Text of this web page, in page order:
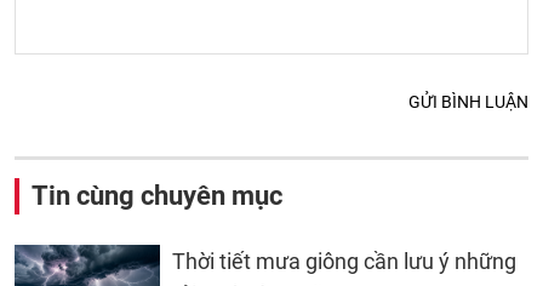
GỬI BÌNH LUẬN
Tin cùng chuyên mục
Thời tiết mưa giông cần lưu ý những